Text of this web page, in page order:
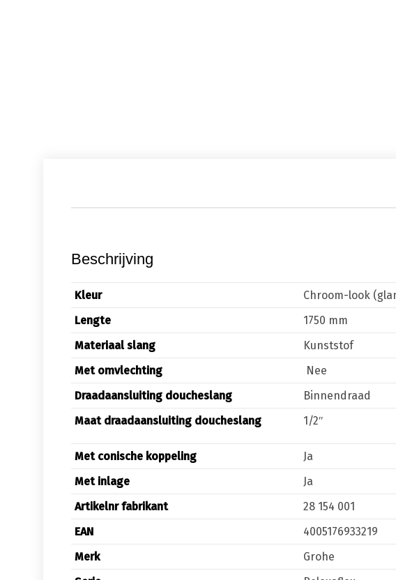
Beschrijving
Kleur
Chroom-look
Lengte
1750 mm
Materiaal slang
Kunststof
Met omvlechting
Nee
Draadaansluiting doucheslang
Binnendraad
Maat draadaansluiting doucheslang
1/2″
Met conische koppeling
Ja
Met inlage
Ja
Artikelnr fabrikant
28 154 001
EAN
4005176933219
Merk
Grohe